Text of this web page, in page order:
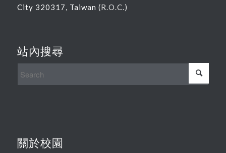
City 320317, Taiwan (R.O.C.)
站內搜尋
關於校園